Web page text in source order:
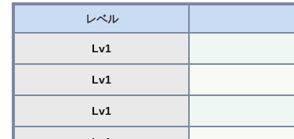
レベル
Lv1
Lv1
Lv1